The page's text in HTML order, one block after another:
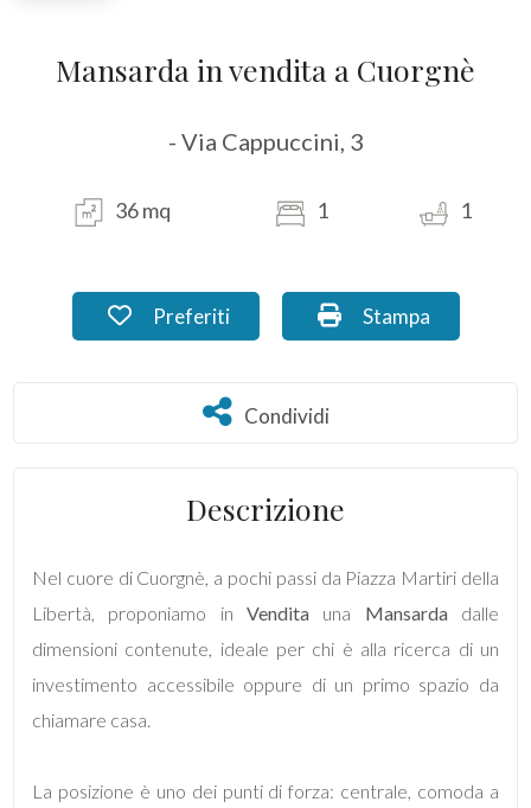
Mansarda in vendita a Cuorgnè
- Via Cappuccini, 3
36 mq 1 1
Preferiti: Cod. NI_08.9a
Preferiti Stampa: Cod.
Stampa
Condividi
Condividi
Descrizione
Nel cuore di Cuorgnè, a pochi passi da Piazza Martiri della
Libertà, proponiamo in Vendita una Mansardadalle
dimensioni contenute, ideale per chi è alla ricerca di un
investimento accessibile oppure di un primo spazio da
chiamare casa.
La posizione è uno dei punti di forza: centrale, comoda a
Terreni
Totale
mq